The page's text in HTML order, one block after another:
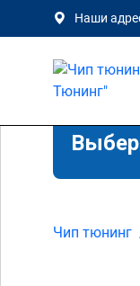
Наши
Чип тюнинг